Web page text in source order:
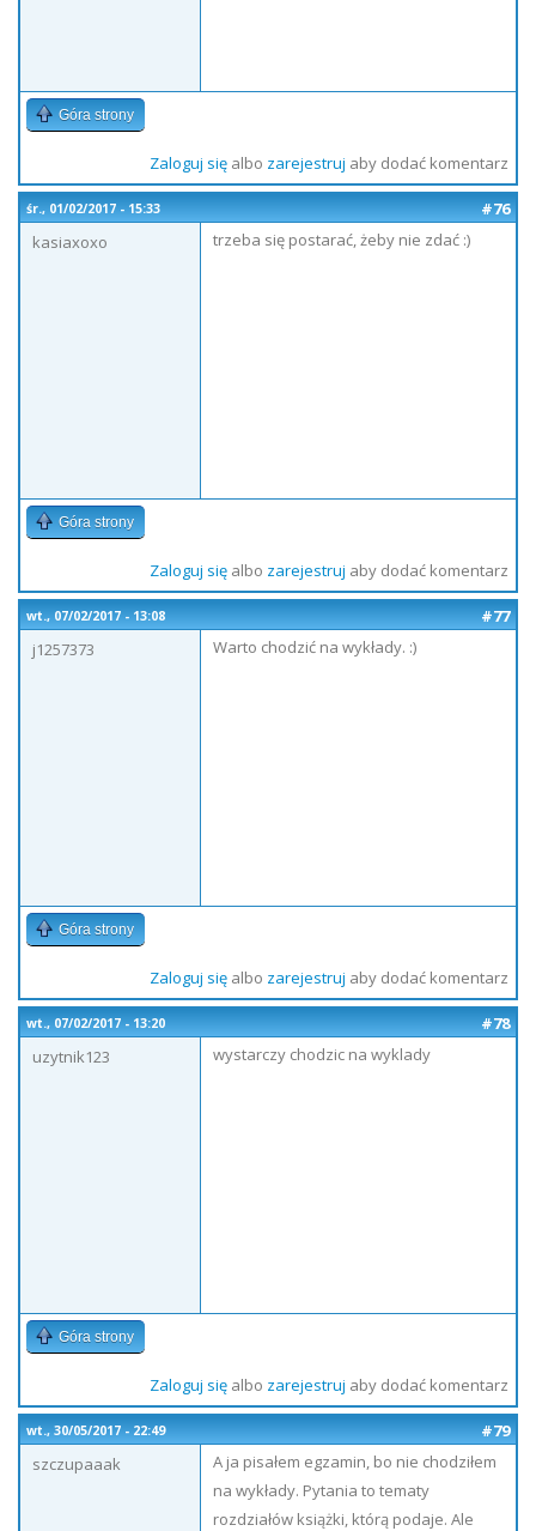
Góra strony
Zaloguj sięalbo zarejestruj aby dodać komentarz
śr., 01/02/2017 - 15:33
#76
kasiaxoxo
trzeba się postarać, żeby nie zdać :)
Góra strony
Zaloguj sięalbo zarejestruj aby dodać komentarz
wt., 07/02/2017 - 13:08
#77
j1257373
Warto chodzić na wykłady. :)
Góra strony
Zaloguj sięalbo zarejestruj aby dodać komentarz
wt., 07/02/2017 - 13:20
#78
uzytnik123
wystarczy chodzic na wyklady
Góra strony
Zaloguj sięalbo zarejestruj aby dodać komentarz
wt., 30/05/2017 - 22:49
#79
szczupaaak
A ja pisałem egzamin, bo nie chodziłem
na wykłady. Pytania to tematy
rozdziałów książki, którą podaje. Ale